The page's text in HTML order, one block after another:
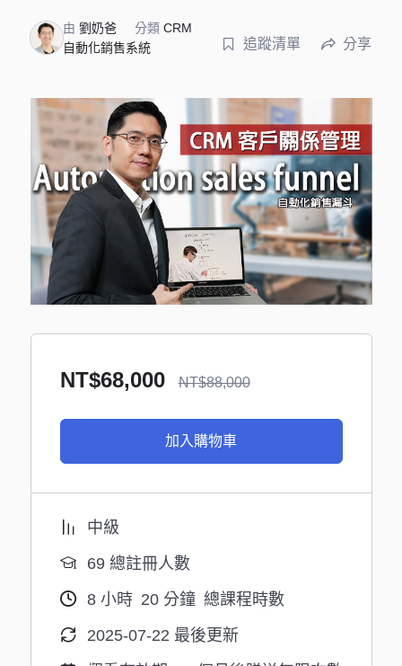
由 劉奶爸 分類 CRM
自動化銷售系統
追蹤清單 分享
NT$68,000 NT$88,000
加入購物車
中級
69 總註冊人數
8小時 20分鐘 總課程時數
2025-07-22 最後更新